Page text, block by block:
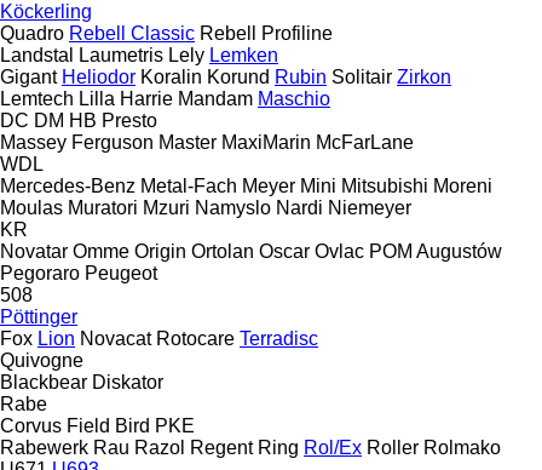
Köckerling
Quadro Rebell Classic Rebell Profiline
Landstal
Laumetris Lely Lemken
Gigant Heliodor Koralin Korund Rubin Solitair Zirkon
Lemtech Lilla Harrie Mandam Maschio
DC DM HB Presto
Massey Ferguson Master MaxiMarin McFarLane
WDL
Mercedes-Benz Metal-Fach Meyer Mini Mitsubishi Moreni
Moulas Muratori Mzuri Namyslo Nardi Niemeyer
KR
Novatar Omme Origin Ortolan Oscar Ovlac POM Augustów
Pegoraro Peugeot
508
Pöttinger
Fox Lion Novacat Rotocare Terradisc
Quivogne
Blackbear Diskator
Rabe
Corvus Field Bird PKE
Rabewerk Rau Razol Regent Ring Rol/Ex Roller Rolmako